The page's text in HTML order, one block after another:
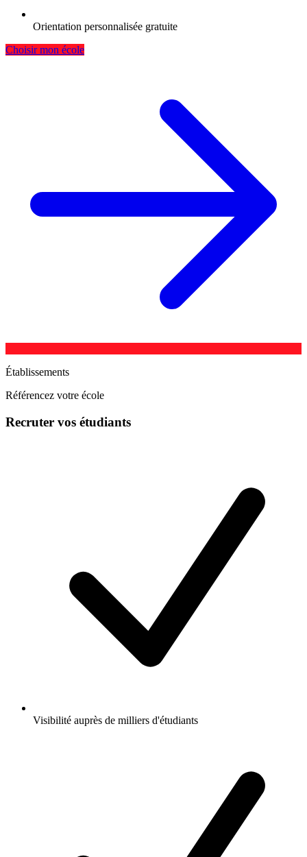
Orientation personnalisée gratuite
Choisir mon école
Établissements
Référencez votre école
Recruter vos étudiants
Visibilité auprès de milliers d'étudiants